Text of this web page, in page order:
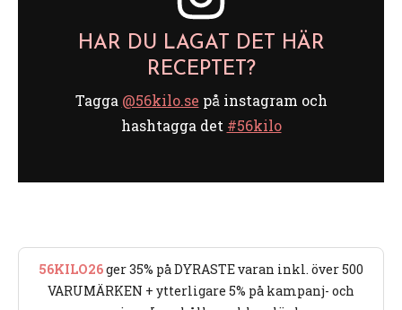
HAR DU LAGAT DET HÄR
RECEPTET?
Tagga @56kilo.se på instagram och
hashtagga det #56kilo
56KILO26ger 35% på DYRASTE varan inkl. över 500
VARUMÄRKEN + ytterligare 5% på kampanj- och